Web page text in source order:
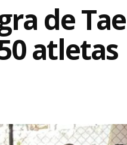
de
atletas